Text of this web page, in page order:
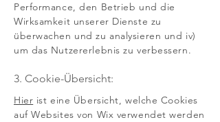
Performance, den Betrieb und die
Wirksamkeit unserer Dienste zu
überwachen und zu analysieren und iv)
um das Nutzererlebnis zu verbessern.
3. Cookie-Übersicht:
Hier ist eine Übersicht, welche Cookies
auf Websites von Wix verwendet werden